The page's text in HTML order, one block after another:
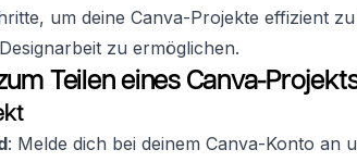
um deine Canva-Projekte effizient
zu ermöglichen.
Teilen eines Canva-
: Melde dich bei deinem Canva-Konto an